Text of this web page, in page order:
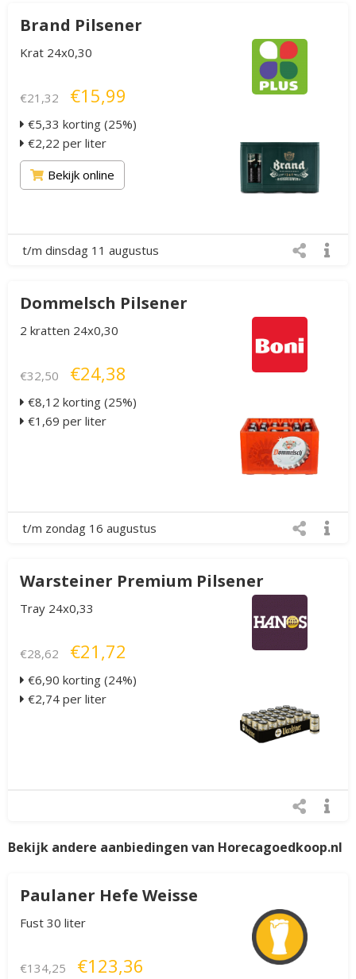
Brand Pilsener
Krat 24x0,30
€21,32 €15,99
€5,33 korting (25%)
€2,22 per liter
Bekijk online
t/m dinsdag 11 augustus
Dommelsch Pilsener
2 kratten 24x0,30
€32,50 €24,38
€8,12 korting (25%)
€1,69 per liter
t/m zondag 16 augustus
Warsteiner Premium Pilsener
Tray 24x0,33
€28,62 €21,72
€6,90 korting (24%)
€2,74 per liter
Bekijk andere aanbiedingen van Horecagoedkoop.nl
Paulaner Hefe Weisse
Fust 30 liter
€134,25 €123,36